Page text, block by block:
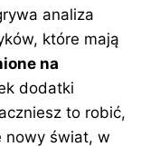
analiza
które mają
na
dodatki
to robić,
nowy świat, w